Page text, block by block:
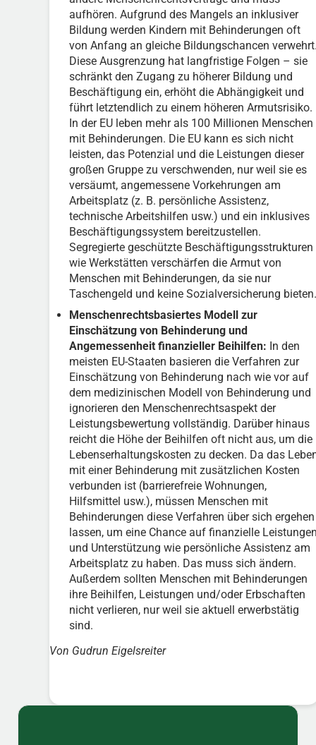
aufhören. Aufgrund des Mangels an inklusiver
Bildung werden Kindern mit Behinderungen oft
von Anfang an gleiche Bildungschancen
Diese Ausgrenzung hat langfristige Folgen – sie
schränkt den Zugang zu höherer Bildung und
Beschäftigung ein, erhöht die Abhängigkeit und
führt letztendlich zu einem höheren Armutsrisiko.
In der EU leben mehr als 100 Millionen Menschen
mit Behinderungen. Die EU kann es sich nicht
leisten, das Potenzial und die Leistungen dieser
großen Gruppe zu verschwenden, nur weil sie es
versäumt, angemessene Vorkehrungen am
Arbeitsplatz (z. B. persönliche Assistenz,
technische Arbeitshilfen usw.) und ein inklusives
Beschäftigungssystem bereitzustellen.
Segregierte geschützte Beschäftigungsstrukturen
wie Werkstätten verschärfen die Armut von
Menschen mit Behinderungen, da sie nur
Taschengeld und keine Sozialversicherung bieten.
Menschenrechtsbasiertes Modell zur
Einschätzung von Behinderung und
Angemessenheit finanzieller Beihilfen: In den
meisten EU-Staaten basieren die Verfahren zur
Einschätzung von Behinderung nach wie vor auf
dem medizinischen Modell von Behinderung und
ignorieren den Menschenrechtsaspekt der
Leistungsbewertung vollständig. Darüber hinaus
reicht die Höhe der Beihilfen oft nicht aus, um die
Lebenserhaltungskosten zu decken. Da das
mit einer Behinderung mit zusätzlichen Kosten
verbunden ist (barrierefreie Wohnungen,
Hilfsmittel usw.), müssen Menschen mit
Behinderungen diese Verfahren über sich ergehen
lassen, um eine Chance auf finanzielle
und Unterstützung wie persönliche Assistenz am
Arbeitsplatz zu haben. Das muss sich ändern.
Außerdem sollten Menschen mit Behinderungen
ihre Beihilfen, Leistungen und/oder Erbschaften
nicht verlieren, nur weil sie aktuell erwerbstätig
sind.
Von Gudrun Eigelsreiter
Sidebar